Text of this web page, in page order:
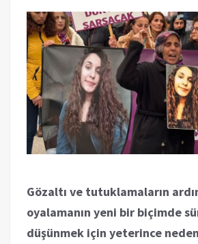
Gözaltı ve tutuklamaların
oyalamanın yeni bir biçimde
düşünmek için yeterince